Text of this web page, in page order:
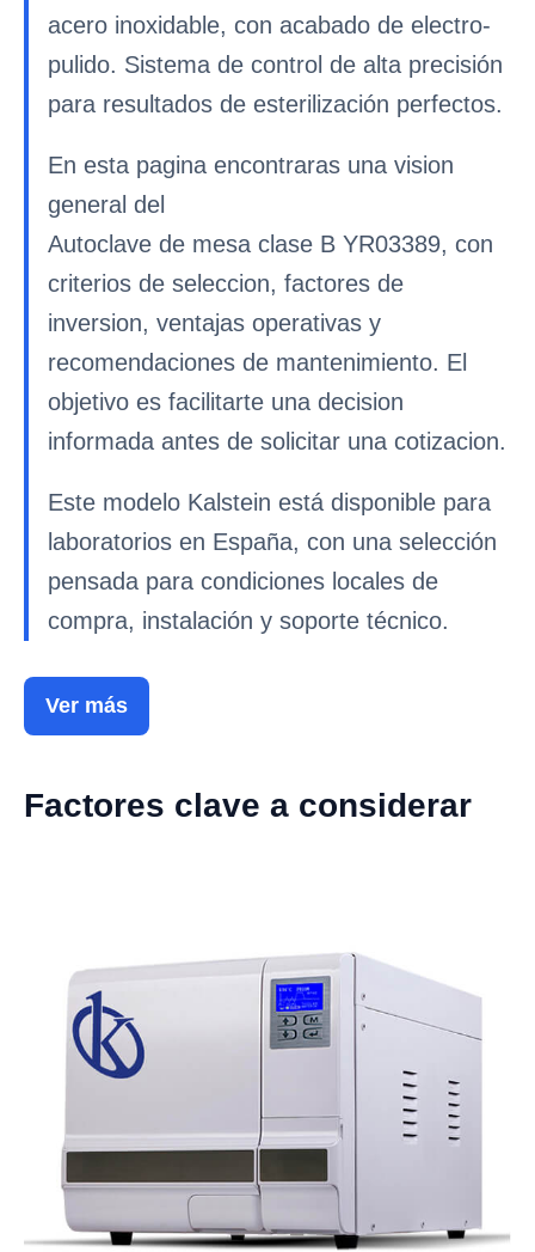
acero inoxidable, con acabado de electro-
pulido. Sistema de control de alta precisión
para resultados de esterilización perfectos.
En esta pagina encontraras una vision
general del
Autoclave de mesa clase B YR03389, con
criterios de seleccion, factores de
inversion, ventajas operativas y
recomendaciones de mantenimiento. El
objetivo es facilitarte una decision
informada antes de solicitar una cotizacion.
Este modelo Kalstein está disponible para
laboratorios en España, con una selección
pensada para condiciones locales de
compra, instalación y soporte técnico.
Ver más
Factores clave a considerar